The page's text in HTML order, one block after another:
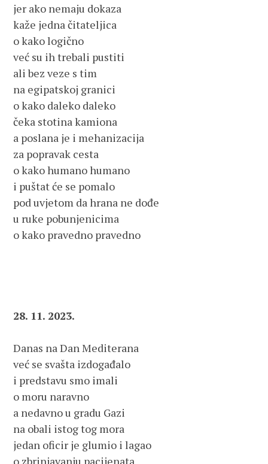
jer ako nemaju dokaza
kaže jedna čitateljica
o kako logično
već su ih trebali pustiti
ali bez veze s tim
na egipatskoj granici
o kako daleko daleko
čeka stotina kamiona
a poslana je i mehanizacija
za popravak cesta
o kako humano humano
i puštat će se pomalo
pod uvjetom da hrana ne dođe
u ruke pobunjenicima
o kako pravedno pravedno
28. 11. 2023.
Danas na Dan Mediterana
već se svašta izdogađalo
i predstavu smo imali
o moru naravno
a nedavno u gradu Gazi
na obali istog tog mora
jedan oficir je glumio i lagao
o zbrinjavanju pacijenata